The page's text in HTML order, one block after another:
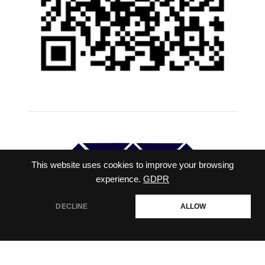
This website uses cookies to improve your browsing
experience. GDPR
DECLINE ALLOW
สอบถามเพิ่มเติม
chaty